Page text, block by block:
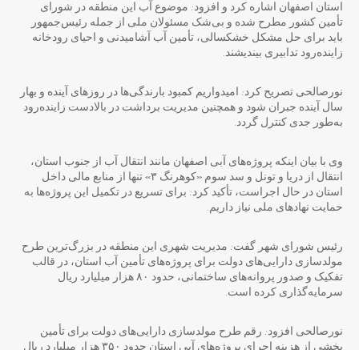
استان اصفهان اشاره کرد و افزود: موضوع آب این منطقه در شورای
تأمین کشور مطرح شده و بی‌شک مسئولان ملی از جمله رئیس‌جمهور
باید برای حل مشکل خشکسالی، تأمین آب آشامیدنی و احیای رودخانه
زاینده‌رود تدابیری بیندیشند.
نورصالحی تصریح کرد: امیدواریم کمبود بارندگی‌ها در روزهای آینده و بهار
سال آینده جبران شود و همچنین مدیریت برداشت در بالادست زاینده‌رود
به‌طور جدی کنترل گردد.
وی با بیان اینکه پروژه‌های آبی اصفهان مانند انتقال آب از جنوب استان،
انتقال از دریا و تونل و سد سوم «کوهرنگ ۳» تنها از منابع مالی داخل
استان در حال اجراست، تأکید کرد: برای تسریع در تکمیل این پروژه‌ها به
حمایت نهادهای ملی نیاز داریم.
رئیس شورای شهر گفت: مدیریت شهری این منطقه در بزرگ‌ترین طرح
مولدسازی دارایی‌های دولت برای پروژه‌های تأمین آب استان، در قالب
تفکیک و صدور پروانه‌های ساختمانی، حدود ۸۰ هزار میلیارد ریال
سرمایه‌گذاری کرده است.
نورصالحی افزود: رقم طرح مولدسازی دارایی‌های دولت برای تأمین